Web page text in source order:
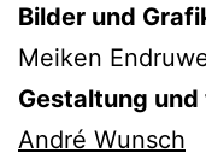
Bilder und
Meiken
Gestaltung
André Wunsch